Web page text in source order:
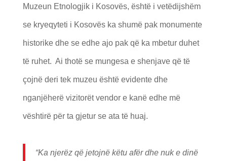
Muzeun Etnologjik i Kosovës, është i vetëdijshëm
se kryeqyteti i Kosovës ka shumë pak monumente
historike dhe se edhe ajo pak që ka mbetur duhet
të ruhet. Ai thotë se mungesa e shenjave që të
çojnë deri tek muzeu është evidente dhe
nganjëherë vizitorët vendor e kanë edhe më
vështirë për ta gjetur se ata të huaj.
“Ka njerëz që jetojnë këtu afër dhe nuk e dinë